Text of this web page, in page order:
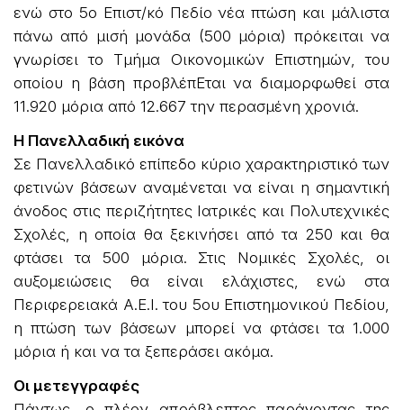
ενώ στο 5ο Επιστ/κό Πεδίο νέα πτώση και μάλιστα
πάνω από μισή μονάδα (500 μόρια) πρόκειται να
γνωρίσει το Τμήμα Οικονομικών Επιστημών, του
οποίου η βάση προβλέπΕται να διαμορφωθεί στα
11.920 μόρια από 12.667 την περασμένη χρονιά.
Η Πανελλαδική εικόνα
Σε Πανελλαδικό επίπεδο κύριο χαρακτηριστικό των
φετινών βάσεων αναμένεται να είναι η σημαντική
άνοδος στις περιζήτητες Ιατρικές και Πολυτεχνικές
Σχολές, η οποία θα ξεκινήσει από τα 250 και θα
φτάσει τα 500 μόρια. Στις Νομικές Σχολές, οι
αυξομειώσεις θα είναι ελάχιστες, ενώ στα
Περιφερειακά Α.Ε.Ι. του 5ου Επιστημονικού Πεδίου,
η πτώση των βάσεων μπορεί να φτάσει τα 1.000
μόρια ή και να τα ξεπεράσει ακόμα.
Οι μετεγγραφές